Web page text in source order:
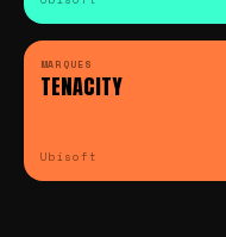
MARQUES
TENACITY
Ubisoft